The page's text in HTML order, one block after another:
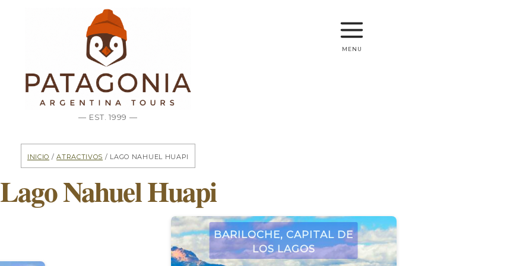
— EST. 1999 —
menu
Inicio /Atractivos / Lago Nahuel Huapi
Lago Nahuel Huapi
Bariloche, Capital de
los Lagos